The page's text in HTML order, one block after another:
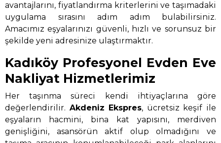
avantajlarını, fiyatlandırma kriterlerini ve taşımadaki
uygulama sırasını adım adım bulabilirsiniz.
Amacımız eşyalarınızı güvenli, hızlı ve sorunsuz bir
şekilde yeni adresinize ulaştırmaktır.
Kadıköy Profesyonel Evden Eve
Nakliyat Hizmetlerimiz
Her taşınma süreci kendi ihtiyaçlarına göre
değerlendirilir. Akdeniz Ekspres, ücretsiz keşif ile
eşyaların hacmini, bina kat yapısını, merdiven
genişliğini, asansörün aktif olup olmadığını ve